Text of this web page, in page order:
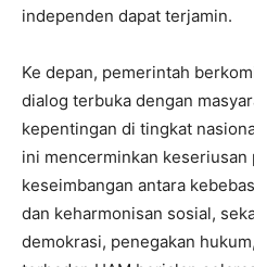
independen dapat terjamin.
Ke depan, pemerintah
dialog terbuka dengan
kepentingan di tingkat
ini mencerminkan
keseimbangan antara
dan keharmonisan sosial,
demokrasi, penegakan